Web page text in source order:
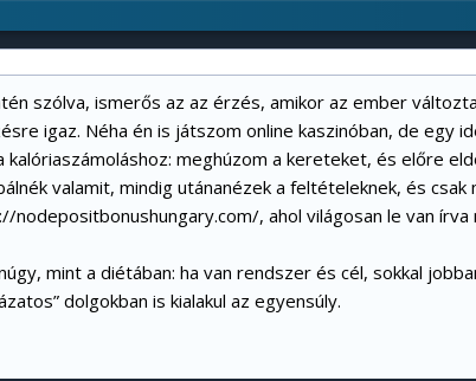
szólva, ismerős az az érzés, amikor az ember
igaz. Néha én is játszom online kaszinóban, de egy
kalóriaszámoláshoz: meghúzom a kereteket, és előre
valamit, mindig utánanézek a feltételeknek, és
nodepositbonushungary.com/, ahol világosan le van
mint a diétában: ha van rendszer és cél, sokkal
dolgokban is kialakul az egyensúly.